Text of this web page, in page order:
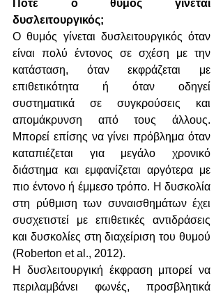
Πότε ο θυμός γίνεται
δυσλειτουργικός;
Ο θυμός γίνεται δυσλειτουργικός όταν
είναι πολύ έντονος σε σχέση με την
κατάσταση, όταν εκφράζεται με
επιθετικότητα ή όταν οδηγεί
συστηματικά σε συγκρούσεις και
απομάκρυνση από τους άλλους.
Μπορεί επίσης να γίνει πρόβλημα όταν
καταπιέζεται για μεγάλο χρονικό
διάστημα και εμφανίζεται αργότερα με
πιο έντονο ή έμμεσο τρόπο. Η δυσκολία
στη ρύθμιση των συναισθημάτων έχει
συσχετιστεί με επιθετικές αντιδράσεις
και δυσκολίες στη διαχείριση του θυμού
(Roberton et al., 2012).
Η δυσλειτουργική έκφραση μπορεί να
περιλαμβάνει φωνές, προσβλητικά